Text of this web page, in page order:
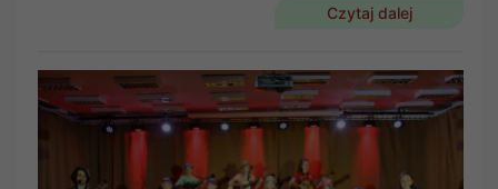
Czytaj dalej